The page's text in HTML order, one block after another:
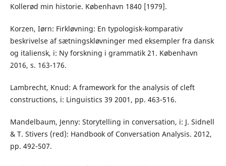
Kollerød min historie. København 1840 [1979].
Korzen, Iørn: Firkløvning: En typologisk-komparativ
beskrivelse af sætningskløvninger med eksempler fra dansk
og italiensk, i: Ny forskning i grammatik 21. København
2016, s. 163-176.
Lambrecht, Knud: A framework for the analysis of cleft
constructions, i: Linguistics 39 2001, pp. 463-516.
Mandelbaum, Jenny: Storytelling in conversation, i: J. Sidnell
& T. Stivers (red): Handbook of Conversation Analysis. 2012,
pp. 492-507.